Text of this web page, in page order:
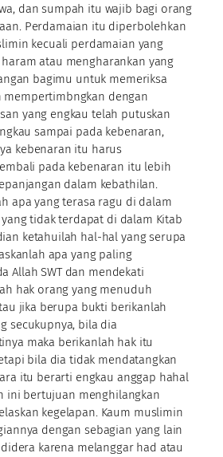
dan sumpah itu wajib bagi orang
Perdamaian itu diperbolehkan
kecuali perdamaian yang
atau mengharankan yang
bagimu untuk memeriksa
mempertimbngkan dengan
yang engkau telah putuskan
sampai pada kebenaran,
kebenaran itu harus
pada kebenaran itu lebih
dalam kebathilan.
apa yang terasa ragu di dalam
tidak terdapat di dalam Kitab
ketahuilah hal-hal yang serupa
apa yang paling
Allah SWT dan mendekati
hak orang yang menuduh
jika berupa bukti berikanlah
secukupnya, bila dia
maka berikanlah hak itu
bila dia tidak mendatangkan
itu berarti engkau anggap hahal
ini bertujuan menghilangkan
kegelapan. Kaum muslimin
dengan sebagian yang lain
karena melanggar had atau